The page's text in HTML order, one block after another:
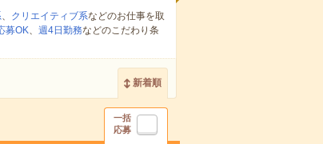
、 クリエイティブ系などのお仕事を取
募OK、 週4日勤務などのこだわり条
新着順
一括
応募